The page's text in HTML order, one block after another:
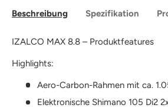
Beschreibung Spezifikation
IZALCO MAX 8.8 – Produktfeatures
Highlights:
Aero-Carbon-Rahmen mit ca.
Elektronische Shimano 105 Di2